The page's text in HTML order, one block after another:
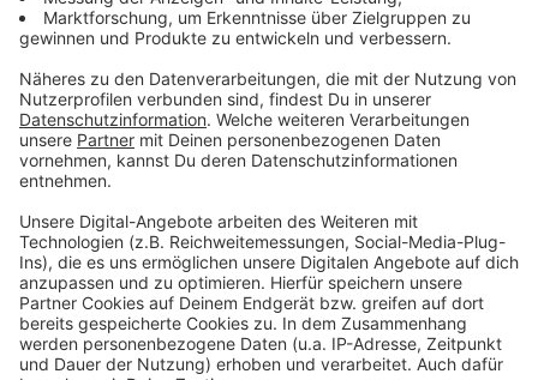
Region
Leverkusen: Spenden für Schlebuscher Karnevalszug
Anzeige
Anzeige